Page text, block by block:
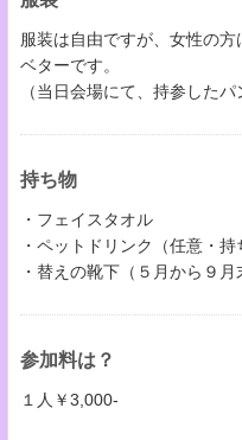
服装は自由ですが、女性の
ベターです。
（当日会場にて、持参した
持ち物
・フェイスタオル
・ペットドリンク（任意・持
・替えの靴下（５月から９
参加料は？
１人￥3,000-